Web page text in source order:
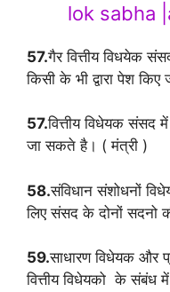
lok sabha
57.गैर वित्तीय विधयेक
किसी के भी द्वारा पेश
57.वित्तीय विधेयक संसद में
जा सकते है। ( मंत्री )
58.संविधान संशोधनों
लिए संसद के दोनों सदनो
59.साधारण विधेयक और
वित्तीय विधेयको के संबंध में